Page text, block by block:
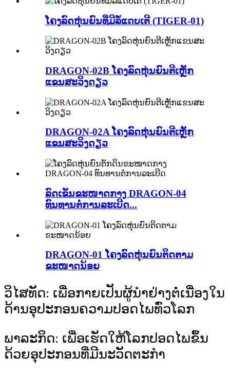
ໂຄງລົດຫຸ່ນຍົນທີ່ມີລໍ້ແດບເຕີ (TIGER-01)
DRAGON-02B ໂຄງລົດຫຸ່ນຍົນຕີເຫຼັກ
ແຂນສະວິງດຽວ
DRAGON-02A ໂຄງລົດຫຸ່ນຍົນຕີເຫຼັກ
ແຂນສະວິງດຽວ
ລົດເຂັນຂະໜາດກາງ DRAGON-04
ທົນທານຕໍ່ການລະເບີດ...
DRAGON-01 ໂຄງລົດຫຸ່ນຍົນຕິດຕາມ
ຂະໜາດນ້ອຍ
ວິໄສທັດ: ເພື່ອກາຍເປັນຜູ້ນໍາຢ່າງຕໍ່ເນື່ອງໃນ
ດ້ານອຸປະກອນຄວາມປອດໄພທົ່ວໂລກ
ພາລະກິດ: ເພື່ອເຮັດໃຫ້ໂລກປອດໄພຂຶ້ນ
ດ້ວຍອຸປະກອນທີ່ມີນະວັດຕະກໍາ